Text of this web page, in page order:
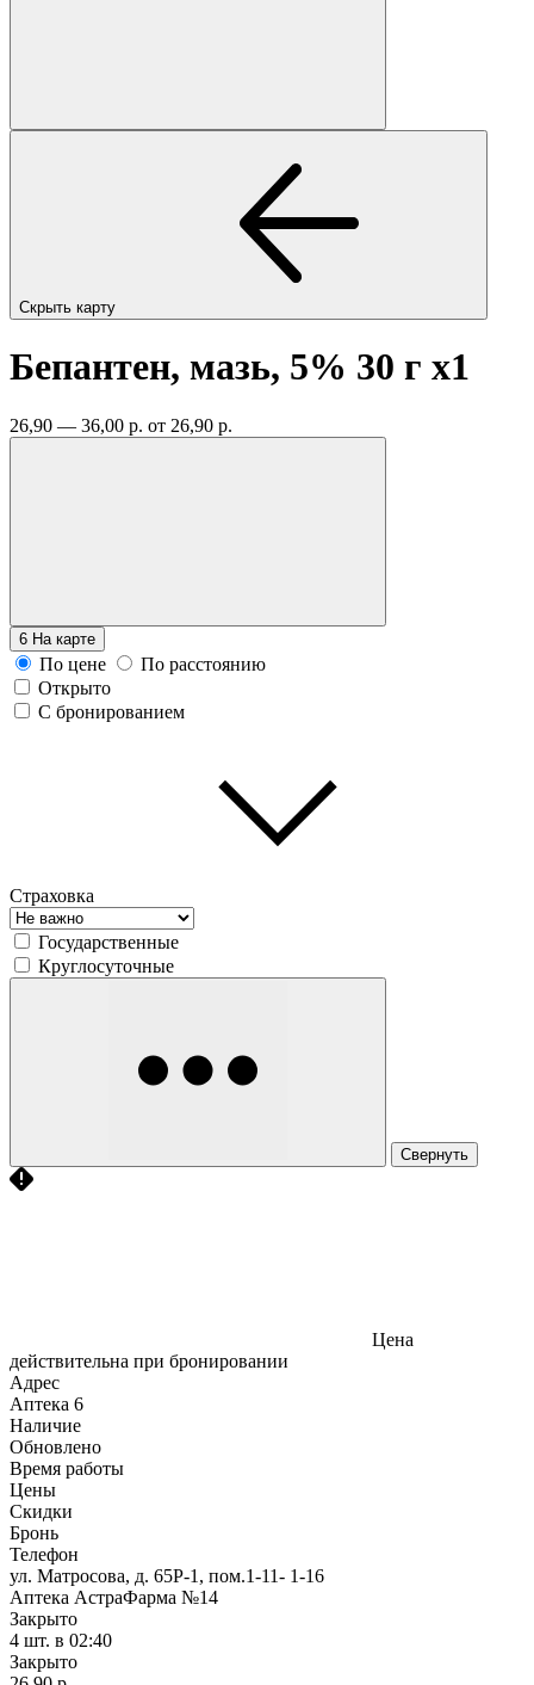
Скрыть карту
Бепантен, мазь, 5% 30 г x1
26,90 — 36,00 р. от 26,90 р.
6 На карте
По цене
По расстоянию
Открыто
С бронированием
Страховка
Государственные
Круглосуточные
Свернуть
Цена
действительна при бронировании
Адрес
Аптека 6
Наличие
Обновлено
Время работы
Цены
Скидки
Бронь
Телефон
ул. Матросова, д. 65Р-1, пом.1-11- 1-16
Аптека АстраФарма №14
Закрыто
4 шт. в 02:40
Закрыто